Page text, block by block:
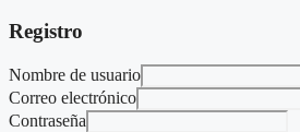
Registro
Nombre de usuario
Correo electrónico
Contraseña